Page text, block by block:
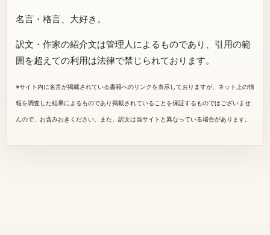
名言・格言、大好き。
訳文・作家の紹介文は管理人によるものであり、引用の範
囲を超えての利用は法律で禁じられております。
※サイト内に名言が掲載されている書籍へのリンクを表示しておりますが、ネット上の情
報を調査した結果によるものであり掲載されていることを保証するものではございませ
んので、お含みおきください。また、訳文は当サイトと異なっている場合があります。